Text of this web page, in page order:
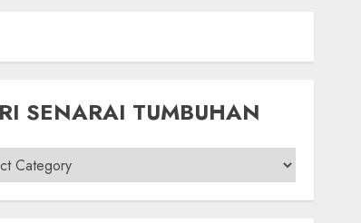
SENARAI TUMBUHAN